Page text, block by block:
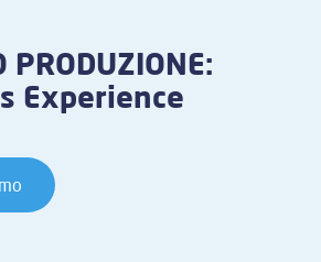
PRODUZIONE:
Experience